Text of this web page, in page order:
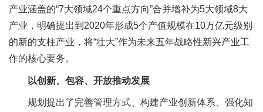
产业涵盖的“7大领域24个重点方向”合并增补为5大领域8大
产业，明确提出到2020年形成5个产值规模在10万亿元级别
的新的支柱产业，将“壮大”作为未来五年战略性新兴产业工
作的核心要务。
以创新、包容、开放推动发展
规划提出了完善管理方式、构建产业创新体系、强化知